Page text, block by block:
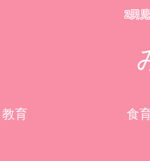
2男
教育 食